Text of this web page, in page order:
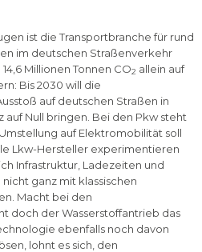
ist die Transportbranche für rund
im deutschen Straßenverkehr
Millionen Tonnen CO2 allein auf
Bis 2030 will die
auf deutschen Straßen in
auf Null bringen. Bei den Pkw steht
auf Elektromobilität soll
Lkw-Hersteller experimentieren
Infrastruktur, Ladezeiten und
ganz mit klassischen
Macht bei den
doch der Wasserstoffantrieb das
ebenfalls noch davon
lohnt es sich, den